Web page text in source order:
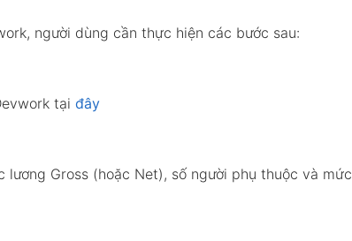
người dùng cần thực hiện các bước sau:
tại đây
Gross (hoặc Net), số người phụ thuộc và mức